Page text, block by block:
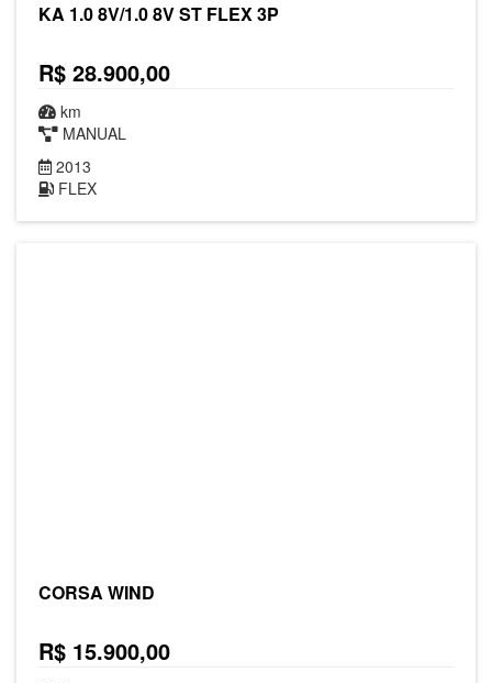
KA 1.0 8V/1.0 8V ST FLEX 3P
R$ 28.900,00
km
MANUAL
2013
FLEX
CORSA WIND
R$ 15.900,00